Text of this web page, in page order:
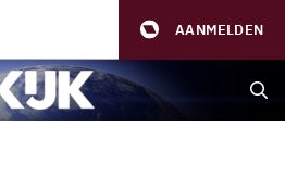
AANMELDEN